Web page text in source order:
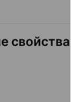
свойства